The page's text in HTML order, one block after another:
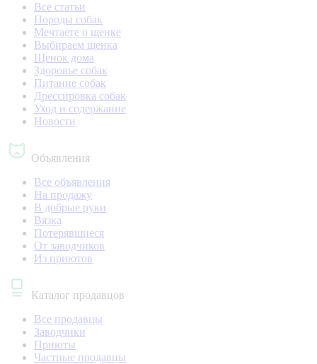
Все статьи
Породы собак
Мечтаете о щенке
Выбираем щенка
Щенок дома
Здоровье собак
Питание собак
Дрессировка собак
Уход и содержание
Новости
Объявления
Все объявления
На продажу
В добрые руки
Вязка
Потерявшиеся
От заводчиков
Из приютов
Каталог продавцов
Все продавцы
Заводчики
Приюты
Частные продавцы